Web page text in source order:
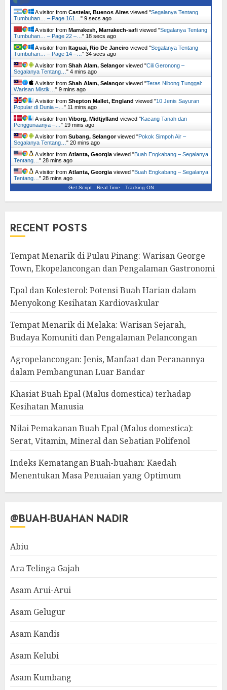
A visitor from Castelar, Buenos Aires viewed "Segalanya Tentang
Tumbuhan… – Page 161… " 10 secs ago
A visitor from Marrakesh, Marrakech-safi viewed "Segalanya Tentang
Tumbuhan… – Page 22 –… " 19 secs ago
A visitor from Itaguai, Rio De Janeiro viewed "Segalanya Tentang
Tumbuhan… – Page 14 –… " 35 secs ago
A visitor from Shah Alam, Selangorviewed "Cili Geronong –
Segalanya Tentang… " 4 mins ago
A visitor from Shah Alam, Selangorviewed "Teras Nibong Tunggal:
Warisan Mistik… " 9 mins ago
A visitor from Shepton Mallet, England viewed "10 Jenis Sayuran
Popular di Dunia –… " 11 mins ago
A visitor from Viborg, Midtjylland viewed "Kacang Tanah dan
Penggunaanya –… " 19 mins ago
A visitor from Subang, Selangorviewed "Pokok Simpoh Air –
Segalanya Tentang… " 20 mins ago
A visitor from Atlanta, Georgia viewed "Buah Engkabang – Segalanya
Tentang… " 28 mins ago
A visitor from Atlanta, Georgia viewed "Buah Engkabang – Segalanya
Tentang… " 28 mins ago
Get Script Real Time Tracking ON
RECENT POSTS
Tempat Menarik di Pulau Pinang: Warisan George
Town, Ekopelancongan dan Pengalaman Gastronomi
Epal dan Kolesterol: Potensi Buah Harian dalam
Menyokong Kesihatan Kardiovaskular
Tempat Menarik di Melaka: Warisan Sejarah,
Budaya Komuniti dan Pengalaman Pelancongan
Agropelancongan: Jenis, Manfaat dan Peranannya
dalam Pembangunan Luar Bandar
Khasiat Buah Epal (Malus domestica) terhadap
Kesihatan Manusia
Nilai Pemakanan Buah Epal (Malus domestica):
Serat, Vitamin, Mineral dan Sebatian Polifenol
Indeks Kematangan Buah-buahan: Kaedah
Menentukan Masa Penuaian yang Optimum
@BUAH-BUAHAN NADIR
Abiu
Ara Telinga Gajah
Asam Arui-Arui
Asam Gelugur
Asam Kandis
Asam Kelubi
Asam Kumbang